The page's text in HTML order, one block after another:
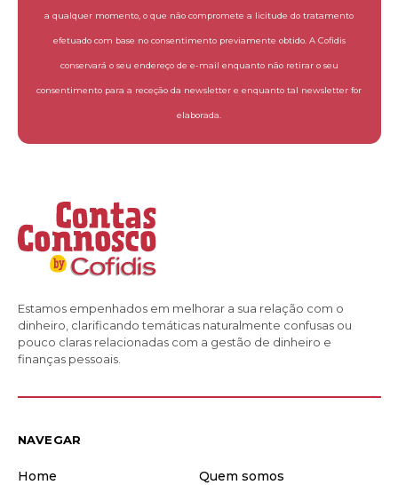
a qualquer momento, o que não compromete a licitude do tratamento
efetuado com base no consentimento previamente obtido. A Cofidis
conservará o seu endereço de e-mail enquanto não retirar o seu
consentimento para a receção da newsletter e enquanto tal newsletter for
elaborada.
Estamos empenhados em melhorar a sua relação com o
dinheiro, clarificando temáticas naturalmente confusas ou
pouco claras relacionadas com a gestão de dinheiro e
finanças pessoais.
NAVEGAR
Home Quem somos